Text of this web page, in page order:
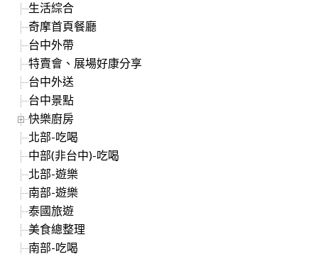
生活綜合
奇摩首頁餐廳
台中外帶
特賣會、展場好康分享
台中外送
台中景點
快樂廚房
北部-吃喝
中部(非台中)-吃喝
北部-遊樂
南部-遊樂
泰國旅遊
美食總整理
南部-吃喝